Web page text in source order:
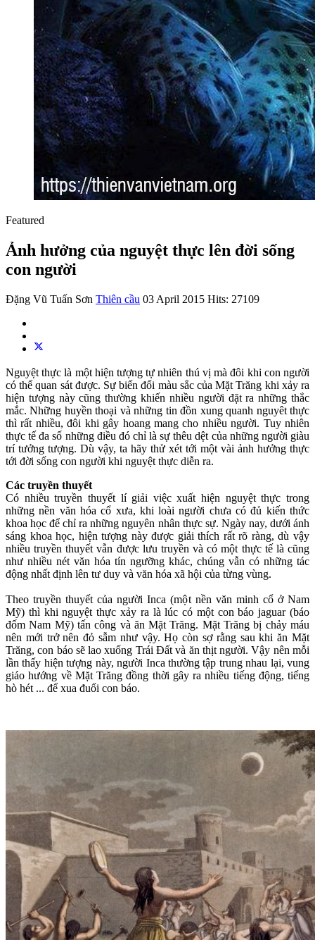
Featured
Ảnh hưởng của nguyệt thực lên đời sống
con người
Đặng Vũ Tuấn Sơn Thiên cầu 03 April 2015 Hits: 27109
Nguyệt thực là một hiện tượng tự nhiên thú vị mà đôi khi con người
có thể quan sát được. Sự biến đổi màu sắc của Mặt Trăng khi xảy ra
hiện tượng này cũng thường khiến nhiều người đặt ra những thắc
mắc. Những huyền thoại và những tin đồn xung quanh nguyêt thực
thì rất nhiều, đôi khi gây hoang mang cho nhiều người. Tuy nhiên
thực tế đa số những điều đó chỉ là sự thêu dệt của những người giàu
trí tưởng tượng. Dù vậy, ta hãy thử xét tới một vài ảnh hưởng thực
tới đời sống con người khi nguyệt thực diễn ra.
Các truyền thuyết
Có nhiều truyền thuyết lí giải việc xuất hiện nguyệt thực trong
những nền văn hóa cổ xưa, khi loài người chưa có đủ kiến thức
khoa học để chỉ ra những nguyên nhân thực sự. Ngày nay, dưới ánh
sáng khoa học, hiện tượng này được giải thích rất rõ ràng, dù vậy
nhiều truyền thuyết vẫn được lưu truyền và có một thực tế là cũng
như nhiều nét văn hóa tín ngưỡng khác, chúng vẫn có những tác
động nhất định lên tư duy và văn hóa xã hội của từng vùng.
Theo truyền thuyết của người Inca (một nền văn minh cổ ở Nam
Mỹ) thì khi nguyệt thực xảy ra là lúc có một con báo jaguar (báo
đốm Nam Mỹ) tấn công và ăn Mặt Trăng. Mặt Trăng bị chảy máu
nên mới trở nên đỏ sẫm như vậy. Họ còn sợ rằng sau khi ăn Mặt
Trăng, con báo sẽ lao xuống Trái Đất và ăn thịt người. Vậy nên mỗi
lần thấy hiện tượng này, người Inca thường tập trung nhau lại, vung
giáo hướng về Mặt Trăng đồng thời gây ra nhiều tiếng động, tiếng
hò hét ... để xua đuổi con báo.